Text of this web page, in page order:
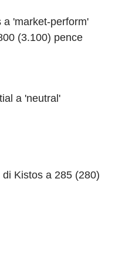
a 'market-perform'
(3.100) pence
a 'neutral'
Kistos a 285 (280)